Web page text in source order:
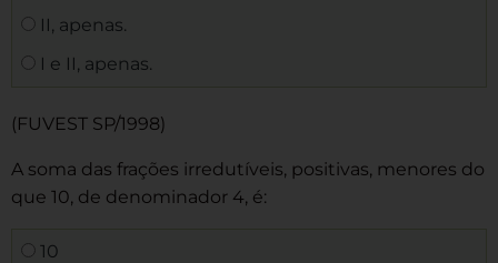
II, apenas.
I e II, apenas.
(FUVEST SP/1998)
A soma das frações irredutíveis, positivas, menores do
que 10, de denominador 4, é:
10